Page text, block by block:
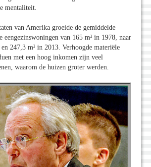
mentaliteit.
van Amerika groeide de gemiddelde
eengezinswoningen van 165 m² in 1978, naar
247,3 m² in 2013. Verhoogde materiële
met een hoog inkomen zijn veel
waarom de huizen groter werden.